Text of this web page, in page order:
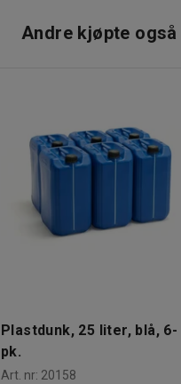
Andre kjøpte også
Plastdunk, 25 liter, blå, 6-
pk.
Art. nr: 20158